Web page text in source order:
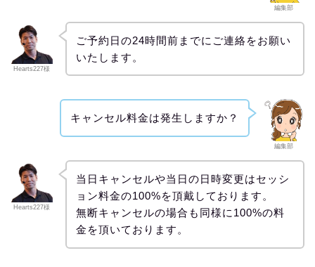
編集部
Hearts227様
ご予約日の24時間前までにご連絡をお願い
いたします。
編集部
キャンセル料金は発生しますか？
Hearts227様
当日キャンセルや当日の日時変更はセッシ
ョン料金の100%を頂戴しております。
無断キャンセルの場合も同様に100%の料
金を頂いております。